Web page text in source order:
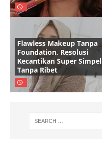
Flawless Makeup Tanpa
Foundation, Resolusi
Kecantikan Super Simpel
Tanpa Ribet